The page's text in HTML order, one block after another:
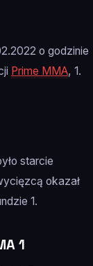
o godzinie
Prime MMA, 1.
starcie
okazał
1.
1